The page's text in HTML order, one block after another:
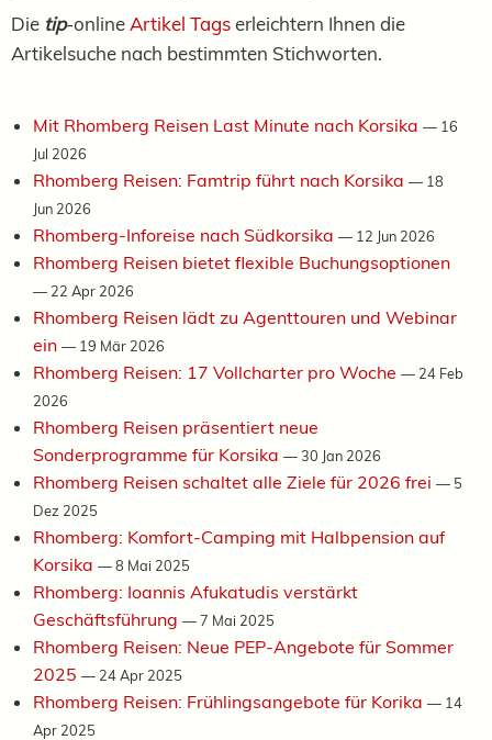
Die tip-online Artikel Tagserleichtern Ihnen die
Artikelsuche nach bestimmten Stichworten.
Mit Rhomberg Reisen Last Minute nach Korsika — 16
Jul 2026
Rhomberg Reisen: Famtrip führt nach Korsika — 18
Jun 2026
Rhomberg-Inforeise nach Südkorsika — 12 Jun 2026
Rhomberg Reisen bietet flexible Buchungsoptionen
— 22 Apr 2026
Rhomberg Reisen lädt zu Agenttouren und Webinar
ein — 19 Mär 2026
Rhomberg Reisen: 17 Vollcharter pro Woche — 24 Feb
2026
Rhomberg Reisen präsentiert neue
Sonderprogramme für Korsika —30 Jan 2026
Rhomberg Reisen schaltet alle Ziele für 2026 frei — 5
Dez 2025
Rhomberg: Komfort-Camping mit Halbpension auf
Korsika —8 Mai 2025
Rhomberg: Ioannis Afukatudis verstärkt
Geschäftsführung —7 Mai 2025
Rhomberg Reisen: Neue PEP-Angebote für Sommer
2025 — 24 Apr 2025
Rhomberg Reisen: Frühlingsangebote für Korika — 14
Apr 2025